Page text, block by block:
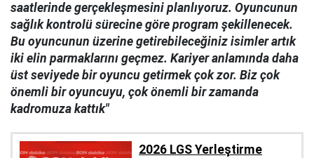
saatlerinde gerçekleşmesini planlıyoruz. Oyuncunun
sağlık kontrolü sürecine göre program şekillenecek.
Bu oyuncunun üzerine getirebileceğiniz isimler artık
iki elin parmaklarını geçmez. Kariyer anlamında daha
üst seviyede bir oyuncu getirmek çok zor. Biz çok
önemli bir oyuncuyu, çok önemli bir zamanda
kadromuza kattık"
2026 LGS Yerleştirme